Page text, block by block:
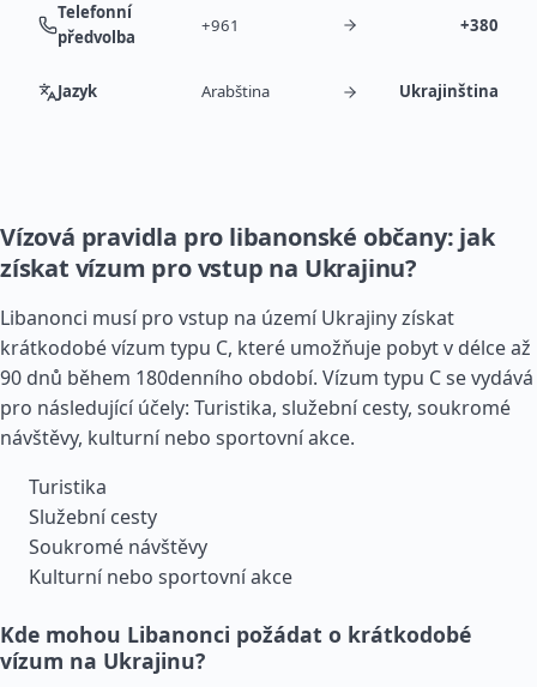
Telefonní
předvolba
+961 +380
Jazyk Arabština Ukrajinština
Vízová pravidla pro libanonské občany: jak
získat vízum pro vstup na Ukrajinu?
Libanonci musí pro vstup na území Ukrajiny získat
krátkodobé vízum typu C, které umožňuje pobyt v délce až
90 dnů během 180denního období. Vízum typu C se vydává
pro následující účely: Turistika, služební cesty, soukromé
návštěvy, kulturní nebo sportovní akce.
Turistika
Služební cesty
Soukromé návštěvy
Kulturní nebo sportovní akce
Kde mohou Libanonci požádat o krátkodobé
vízum na Ukrajinu?